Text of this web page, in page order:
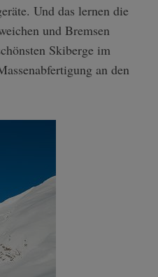
Und das lernen die
und Bremsen
Skiberge im
an den